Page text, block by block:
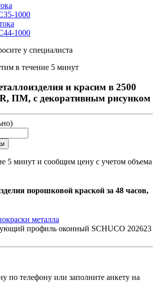
1000
1000
у специалиста
в течение 5 минут
и красим в 2500
ПМ, с декоративным рисунком
5 минут и сообщим цену с учетом объема
порошковой краской за 48 часов,
металла
профиль оконный SCHUCO 202623
по телефону или заполните анкету на